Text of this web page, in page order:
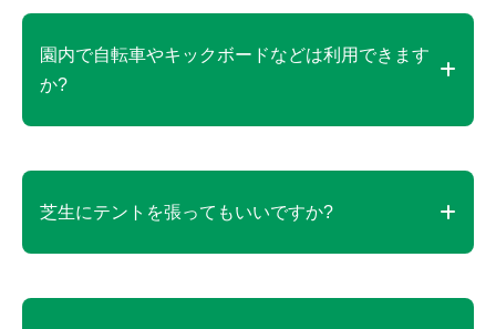
ご参加いただく2名様の料金を頂戴いたします。
ますが、ご見学される保護者様やお連れ様のお席は
確保できませんのでご了承ください。
園内で自転車やキックボードなどは利用できます
か?
自転車やストライダーなどの乗り物、キックボー
園内持ち込み、ご利用をお断りしています。
芝生にテントを張ってもいいですか?
1辺が2メートル程度のポップアップテント(ワンタッ